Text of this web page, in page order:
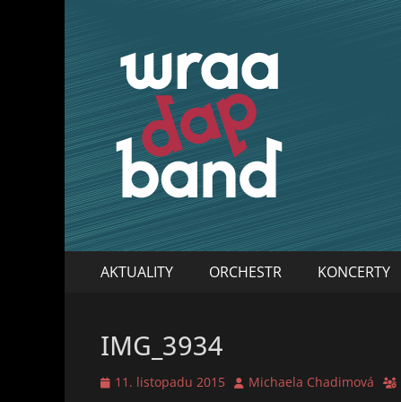
WraaDap Band
Primary
AKTUALITY ORCHESTR KONCERTY
IMG_3934
Posted
11. listopadu 2015 Author
Michaela Chadimová